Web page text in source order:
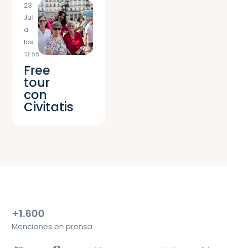
23
Jul
a
las
13:55
Free
tour
con
Civitatis
+1.600
Menciones en prensa